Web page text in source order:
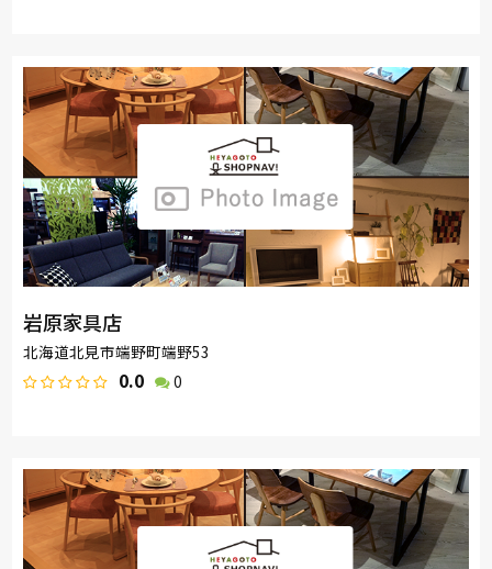
岩原家具店
北海道北見市端野町端野53
0.0 0